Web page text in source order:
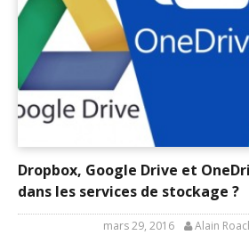
Dropbox, Google Drive et
dans les services de stockage ?
mars 29, 2016 Alain